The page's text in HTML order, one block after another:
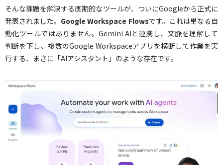
そんな課題を解決する画期的なツールが、ついにGoogleから正式に
発表されました。 Google Workspace Flowsです。これは単なる自
動化ツールではありません。Gemini AIと連携し、文脈を理解して
判断を下し、複数のGoogle Workspaceアプリを横断して作業を実
行する、まさに「AIアシスタント」のような存在です。